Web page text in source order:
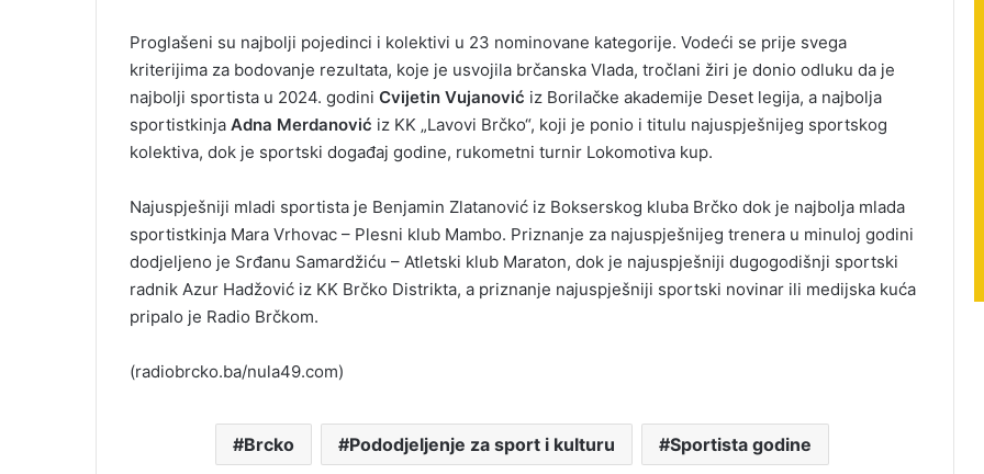
e
m
a
i
l
Proglašeni su najbolji pojedinci i kolektivi u 23 nominovane kategorije. Vodeći se prije svega
kriterijima za bodovanje rezultata, koje je usvoјila brčanska Vlada, tročlani žiri je donio odluku da je
najbolji sportista u 2024. godini Cvijetin Vujanović iz Borilačke akademije Deset legija, a najbolja
sportistkinja Adna Merdanović iz KK „Lavovi Brčko“, koji je ponio i titulu najuspješnijeg sportskog
kolektiva, dok je sportski događaj godine, rukometni turnir Lokomotiva kup.
Najuspješniji mladi sportista je Benjamin Zlatanović iz Bokserskog kluba Brčko dok je najbolja mlada
sportistkinja Mara Vrhovac – Plesni klub Mambo. Priznanje za najuspješnijeg trenera u minuloj godini
dodjeljeno je Srđanu Samardžiću – Atletski klub Maraton, dok je najuspješniji dugogodišnji sportski
radnik Azur Hadžović iz KK Brčko Distrikta, a priznanje najuspješniji sportski novinar ili medijska kuća
pripalo je Radio Brčkom.
(radiobrcko.ba/nula49.com)
Brcko Pododjeljenje za sport i kulturu Sportista godine